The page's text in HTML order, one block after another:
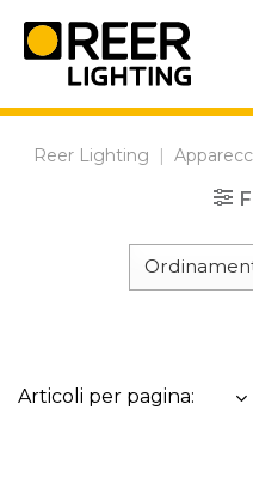
content
Reer Lighting |
Articoli per pagina: